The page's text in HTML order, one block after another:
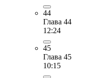
44
Глава 44
12:24
45
Глава 45
10:15